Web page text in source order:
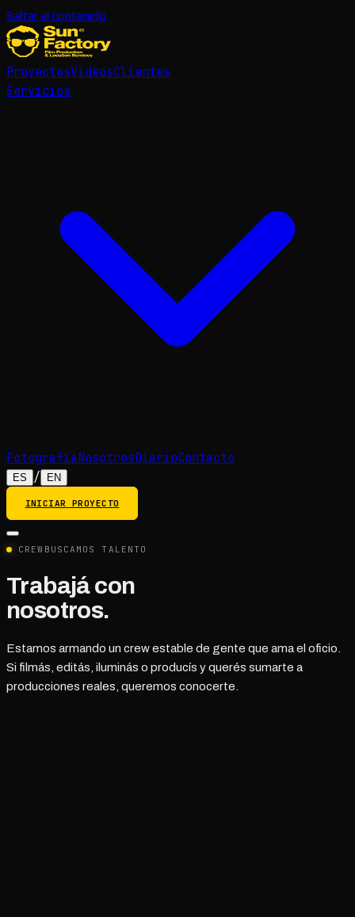
Saltar al contenido
ProyectosVideosClientes
Servicios
FotografíaNosotrosDiarioContacto
ES / EN
INICIAR PROYECTO
CREW BUSCAMOS TALENTO
Trabajá con
nosotros.
Estamos armando un crew estable de gente que ama el oficio.
Si filmás, editás, iluminás o producís y querés sumarte a
producciones reales, queremos conocerte.